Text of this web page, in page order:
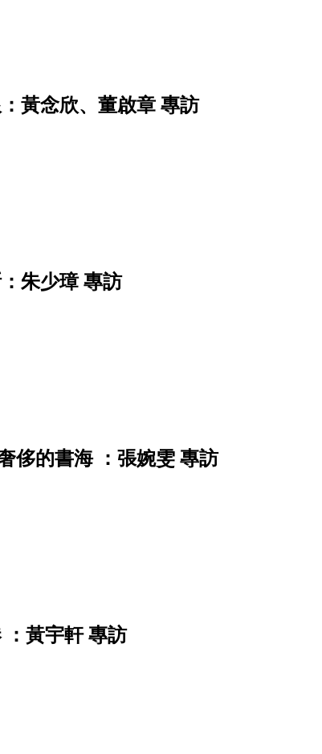
黃念欣、董啟章 專訪
朱少璋 專訪
侈的書海 ：張婉雯 專訪
：黃宇軒 專訪